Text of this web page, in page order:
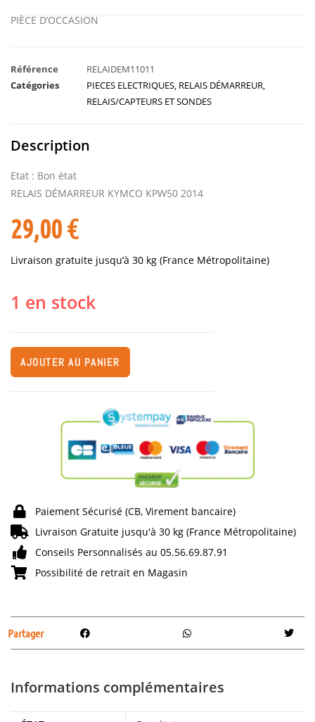
PIÈCE D’OCCASION
Référence
RELAIDEM11011
Catégories
PIECES ELECTRIQUES RELAIS DÉMARREUR
RELAIS/CAPTEURS ET SONDES
Description
Etat : Bon état
RELAIS DÉMARREUR KYMCO KPW50 2014
29,00€
Livraison gratuite jusqu’à 30 kg (France Métropolitaine)
1 en stock
AJOUTER AU PANIER
Paiement Sécurisé (CB, Virement bancaire)
Livraison Gratuite jusqu'à 30 kg (France Métropolitaine)
Conseils Personnalisés au 05.56.69.87.91
Possibilité de retrait en Magasin
Partager
Informations complémentaires